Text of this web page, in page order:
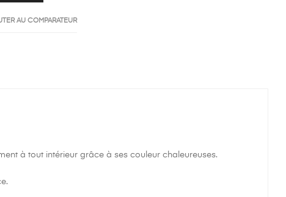
AU COMPARATEUR
à tout intérieur grâce à ses couleur chaleureuses.